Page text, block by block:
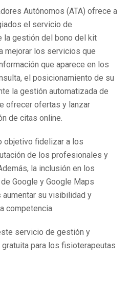
Autónomos (ATA) ofrece a
el servicio de
la gestión del bono del kit
mejorar los servicios que
que aparece en los
el posicionamiento de su
la gestión automatizada de
ofrecer ofertas y lanzar
de citas online.
objetivo fidelizar a los
de los profesionales y
la inclusión en los
Google y Google Maps
su visibilidad y
competencia.
servicio de gestión y
para los fisioterapeutas